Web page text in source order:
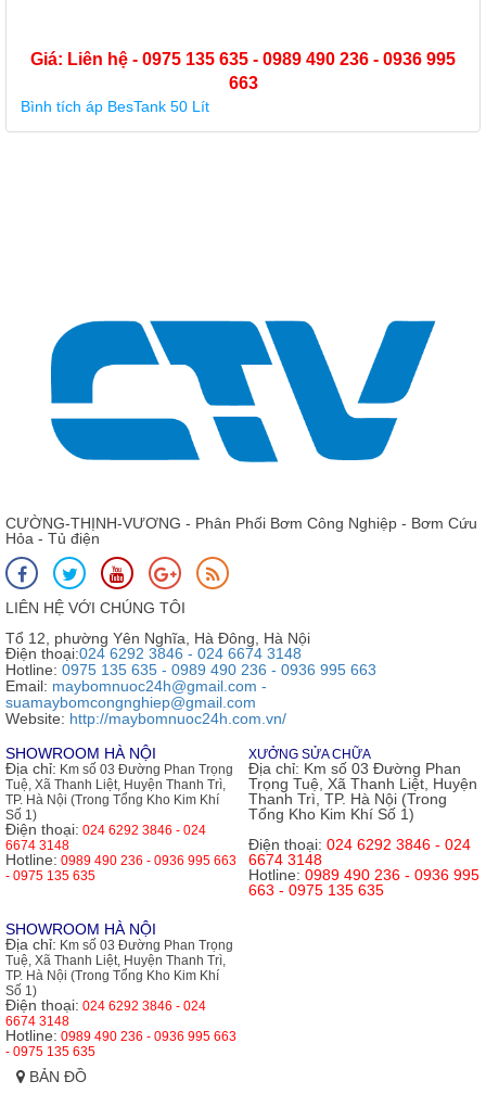
Giá: Liên hệ - 0975 135 635 - 0989 490 236 - 0936 995
663
Bình tích áp BesTank 50 Lít
CƯỜNG-THỊNH-VƯƠNG - Phân Phối Bơm Công Nghiệp - Bơm Cứu
Hỏa - Tủ điện
LIÊN HỆ VỚI CHÚNG TÔI
Tổ 12, phường Yên Nghĩa, Hà Đông, Hà Nội
Điện thoại:024 6292 3846 - 024 6674 3148
Hotline: 0975 135 635 - 0989 490 236 - 0936 995 663
Email: maybomnuoc24h@gmail.com -
suamaybomcongnghiep@gmail.com
Website: http://maybomnuoc24h.com.vn/
SHOWROOM HÀ NỘI
Địa chỉ: Km số 03 Đường Phan Trọng
Tuệ, Xã Thanh Liệt, Huyện Thanh Trì,
TP. Hà Nội (Trong Tổng Kho Kim Khí
Số 1)
Điện thoại: 024 6292 3846 - 024
6674 3148
Hotline: 0989 490 236 - 0936 995 663
- 0975 135 635
XƯỞNG SỬA CHỮA
Địa chỉ: Km số 03 Đường Phan
Trọng Tuệ, Xã Thanh Liệt, Huyện
Thanh Trì, TP. Hà Nội (Trong
Tổng Kho Kim Khí Số 1)
Điện thoại: 024 6292 3846 - 024
6674 3148
Hotline: 0989 490 236 - 0936 995
663 - 0975 135 635
SHOWROOM HÀ NỘI
Địa chỉ: Km số 03 Đường Phan Trọng
Tuệ, Xã Thanh Liệt, Huyện Thanh Trì,
TP. Hà Nội (Trong Tổng Kho Kim Khí
Số 1)
Điện thoại: 024 6292 3846 - 024
6674 3148
Hotline: 0989 490 236 - 0936 995 663
- 0975 135 635
BẢN ĐỒ